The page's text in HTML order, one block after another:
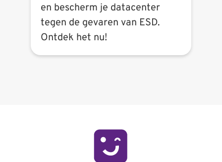
en bescherm je datacenter
tegen de gevaren van ESD.
Ontdek het nu!